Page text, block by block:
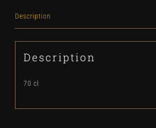
Description
Description
70 cl